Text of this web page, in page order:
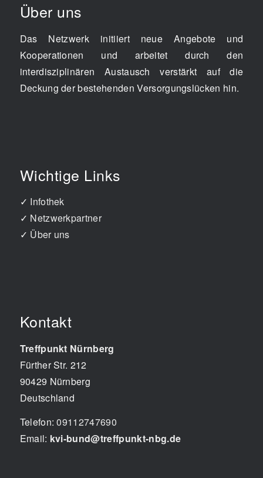
Über uns
Das Netzwerk initiiert neue Angebote und
Kooperationen und arbeitet durch den
interdisziplinären Austausch verstärkt auf die
Deckung der bestehenden Versorgungslücken hin.
Wichtige Links
✓ Infothek
✓ Netzwerkpartner
✓ Über uns
Kontakt
Treffpunkt Nürnberg
Fürther Str. 212
90429 Nürnberg
Deutschland
Telefon:09112747690
Email: kvi-bund@treffpunkt-nbg.de